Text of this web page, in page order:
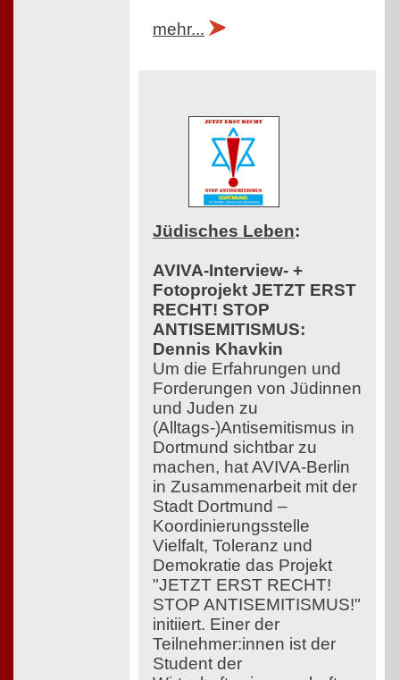
mehr...
Jüdisches Leben:
AVIVA-Interview- +
Fotoprojekt JETZT ERST
RECHT! STOP
ANTISEMITISMUS:
Dennis Khavkin
Um die Erfahrungen und
Forderungen von Jüdinnen
und Juden zu
(Alltags-)Antisemitismus in
Dortmund sichtbar zu
machen, hat AVIVA-Berlin
in Zusammenarbeit mit der
Stadt Dortmund –
Koordinierungsstelle
Vielfalt, Toleranz und
Demokratie das Projekt
"JETZT ERST RECHT!
STOP ANTISEMITISMUS!"
initiiert. Einer der
Teilnehmer:innen ist der
Student der